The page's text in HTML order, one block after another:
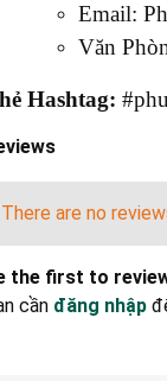
Email:
Văn
Hashtag:
There are no
the first to
cần đăng nhập